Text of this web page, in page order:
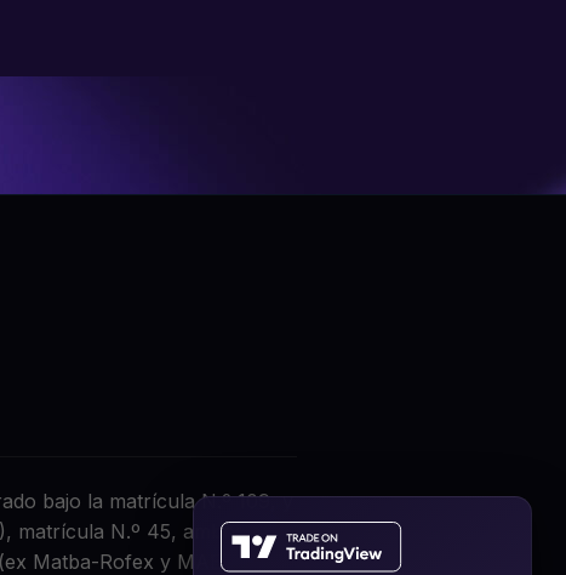
bajo la matrícula N.º 109, y
matrícula N.º 45, ambos ante
Matba-Rofex y MAE), del